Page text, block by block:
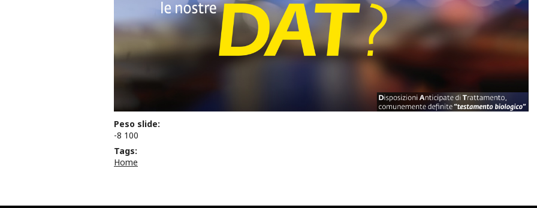
Peso slide:
-8 100
Tags:
Home